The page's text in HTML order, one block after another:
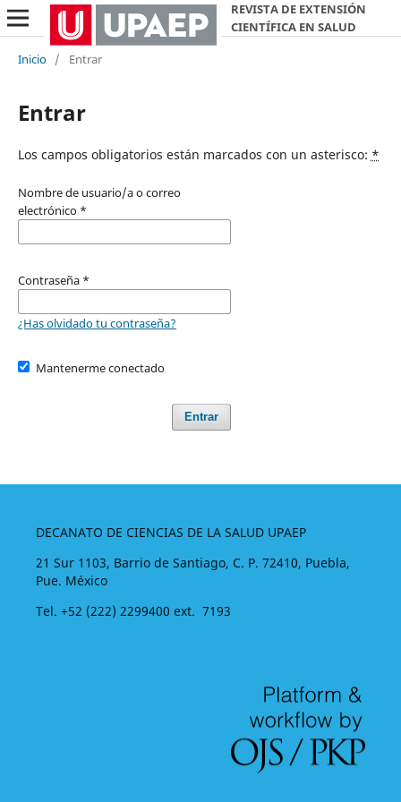
REVISTA DE EXTENSIÓN
CIENTÍFICA EN SALUD
Inicio / Entrar
Entrar
Los campos obligatorios están marcados con un asterisco: *
Nombre de usuario/a o correo
electrónico *
Contraseña *
¿Has olvidado tu contraseña?
Mantenerme conectado
Entrar
DECANATO DE CIENCIAS DE LA SALUD UPAEP
21 Sur 1103, Barrio de Santiago, C. P. 72410, Puebla,
Pue. México
Tel. +52 (222) 2299400 ext. 7193